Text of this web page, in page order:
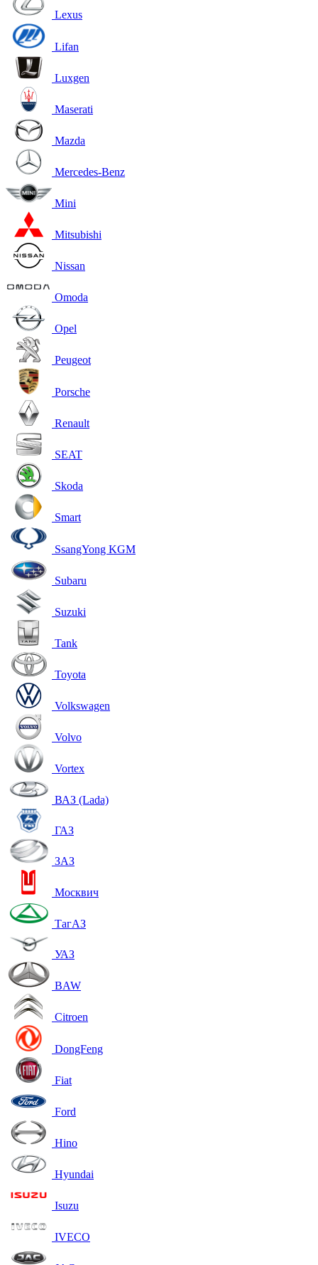
Lexus
Lifan
Luxgen
Maserati
Mazda
Mercedes-Benz
Mini
Mitsubishi
Nissan
Omoda
Opel
Peugeot
Porsche
Renault
SEAT
Skoda
Smart
SsangYong KGM
Subaru
Suzuki
Tank
Toyota
Volkswagen
Volvo
Vortex
ВАЗ (Lada)
ГАЗ
ЗАЗ
Москвич
ТагАЗ
УАЗ
BAW
Citroen
DongFeng
Fiat
Ford
Hino
Hyundai
Isuzu
IVECO